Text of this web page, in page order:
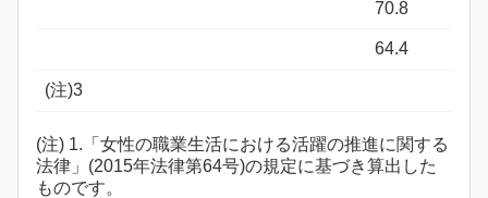
70.8
64.4
(注)3
(注) 1.「女性の職業生活における活躍の推進に関する
法律」(2015年法律第64号)の規定に基づき算出した
ものです。